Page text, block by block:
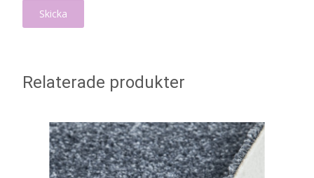
Relaterade produkter